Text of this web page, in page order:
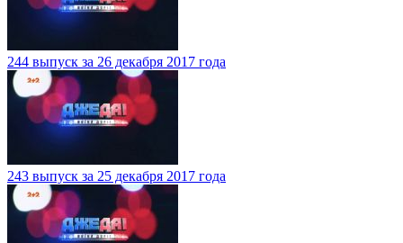
244 выпуск за 26 декабря 2017 года
243 выпуск за 25 декабря 2017 года